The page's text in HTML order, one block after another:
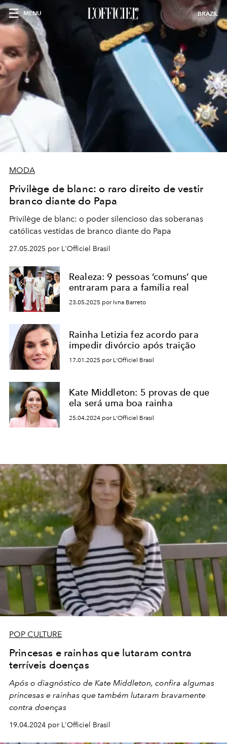
MENU BRAZIL
MODA
Privilège de blanc: o raro direito de vestir
branco diante do Papa
Privilège de blanc: o poder silencioso das soberanas
católicas vestidas de branco diante do Papa
27.05.2025 por L'Officiel Brasil
Realeza: 9 pessoas ‘comuns’ que
entraram para a família real
23.05.2025 por Ivna Barreto
Rainha Letizia fez acordo para
impedir divórcio após traição
17.01.2025 por L'Officiel Brasil
Kate Middleton: 5 provas de que
ela será uma boa rainha
25.04.2024 por L'Officiel Brasil
POP CULTURE
Princesas e rainhas que lutaram contra
terríveis doenças
Após o diagnóstico de Kate Middleton, confira algumas
princesas e rainhas que também lutaram bravamente
contra doenças
19.04.2024 por L'Officiel Brasil